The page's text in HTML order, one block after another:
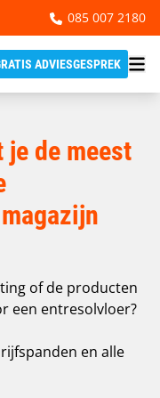
085 007 2180
ADVIESGESPREK
| Scherpe
je de meest
of de producten
een entresolvloer?
en alle